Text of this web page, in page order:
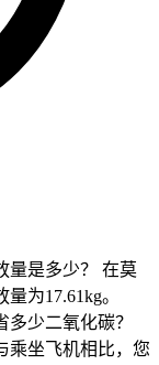
是多少？
在莫
为17.61kg。
少二氧化碳？
乘坐飞机相比，您